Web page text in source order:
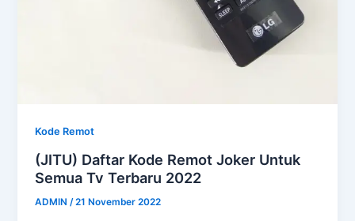
Kode Remot
(JITU) Daftar Kode Remot Joker Untuk
Semua Tv Terbaru 2022
ADMIN /21 November 2022